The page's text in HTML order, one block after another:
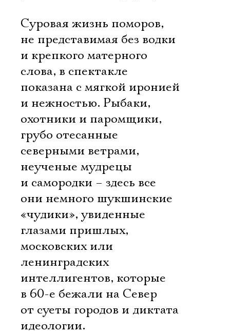
Суровая жизнь поморов,
не представимая без водки
и крепкого матерного
слова, в спектакле
показана с мягкой иронией
и нежностью. Рыбаки,
охотники и паромщики,
грубо отесанные
северными ветрами,
неученые мудрецы
и самородки – здесь все
они немного шукшинские
«чудики», увиденные
глазами пришлых,
московских или
ленинградских
интеллигентов, которые
в 60-е бежали на Север
от суеты городов и диктата
идеологии.